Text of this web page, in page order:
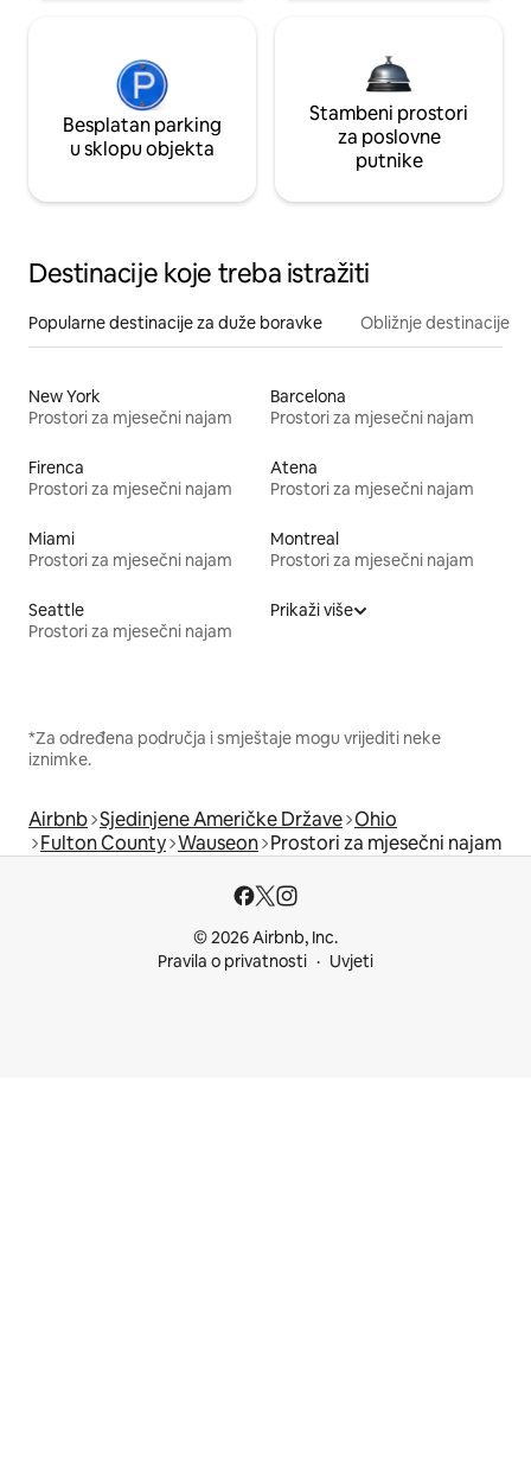
Besplatan parking
u sklopu objekta
Stambeni prostori
za poslovne
putnike
Destinacije koje treba istražiti
Popularne destinacije za duže boravke Obližnje destinacije
New York
Prostori za mjesečni najam
Barcelona
Prostori za mjesečni najam
Firenca
Prostori za mjesečni najam
Atena
Prostori za mjesečni najam
Miami
Prostori za mjesečni najam
Montreal
Prostori za mjesečni najam
Seattle
Prostori za mjesečni najam
Prikaži više
*Za određena područja i smještaje mogu vrijediti neke
iznimke.
Airbnb Sjedinjene Američke Države Ohio
Fulton County Wauseon Prostori za mjesečni najam
© 2026 Airbnb, Inc.
Pravila o privatnosti
Uvjeti